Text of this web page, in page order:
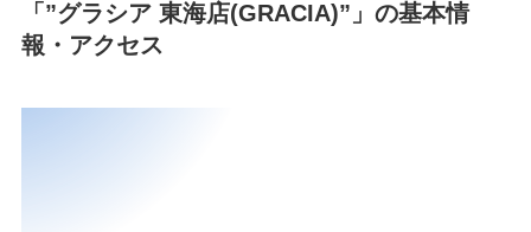
「”グラシア 東海店(GRACIA)”」の基本情
報・アクセス